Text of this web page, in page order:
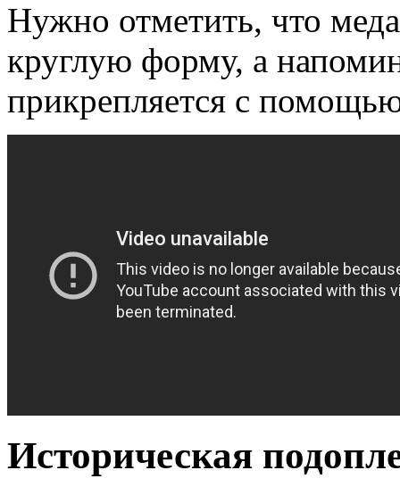
Нужно отметить, что
круглую форму, а
прикрепляется с
Историческая